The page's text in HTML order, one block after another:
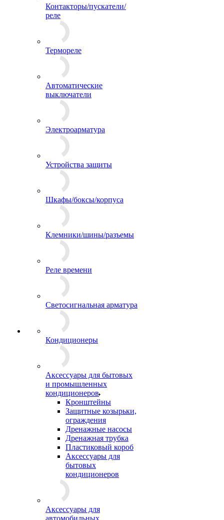
Контакторы/пускатели/
реле
Термореле
Автоматические
выключатели
Электроарматура
Устройства защиты
Шкафы/боксы/корпуса
Клемники/шины/разъемы
Реле времени
Светосигнальная арматура
Кондиционеры
Аксессуары для бытовых
и промышленных
кондиционеров
Кронштейны
Защитные козырьки,
ограждения
Дренажные насосы
Дренажная трубка
Пластиковый короб
Аксессуары для
бытовых
кондиционеров
Аксессуары для
автомобильных